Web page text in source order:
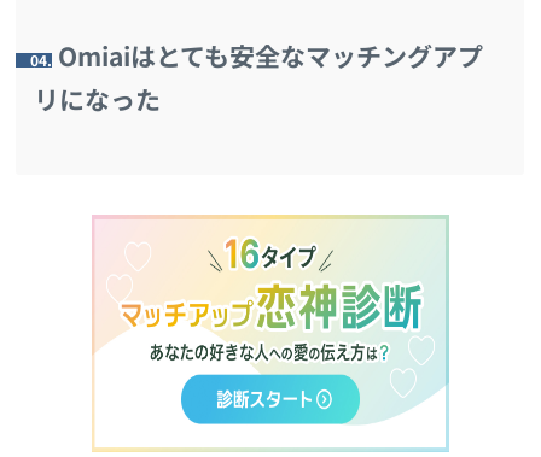
4. Omiaiはとても安全なマッチングアプ
リになった